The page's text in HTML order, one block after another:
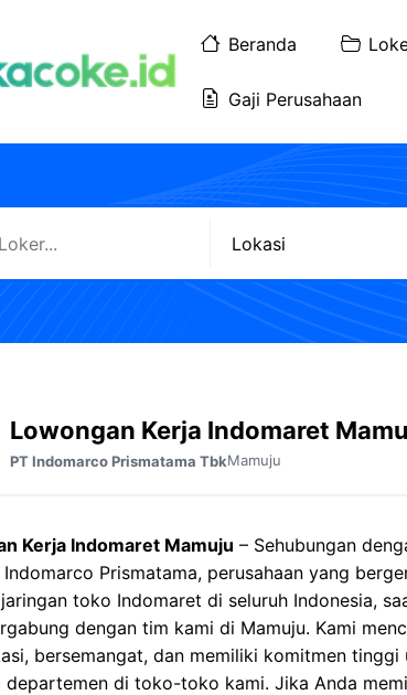
Beranda
Gaji Perusahaan
Lowongan Kerja Indomaret
PT Indomarco Prismatama TbkMamuju
Kerja Indomaret Mamuju – Sehubungan
Indomarco Prismatama, perusahaan yang
toko Indomaret di seluruh Indonesia,
dengan tim kami di Mamuju. Kami
bersemangat, dan memiliki komitmen
departemen di toko-toko kami. Jika Anda